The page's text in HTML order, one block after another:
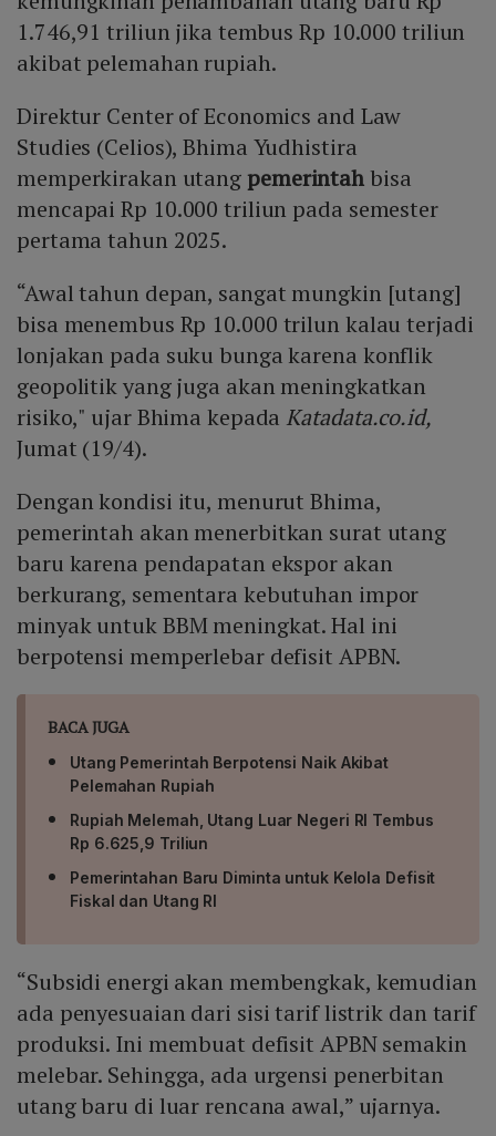
1.746,91 triliun jika tembus Rp 10.000 triliun
akibat pelemahan rupiah.
Direktur Center of Economics and Law
Studies (Celios), Bhima Yudhistira
memperkirakan utangpemerintahbisa
mencapai Rp 10.000 triliun pada semester
pertama tahun 2025.
“Awal tahun depan, sangat mungkin [utang]
bisa menembus Rp 10.000 trilun kalau terjadi
lonjakan pada suku bunga karena konflik
geopolitik yang juga akan meningkatkan
risiko," ujar Bhima kepada Katadata.co.id,
Jumat (19/4).
Dengan kondisi itu, menurut Bhima,
pemerintah akan menerbitkan surat utang
baru karena pendapatan ekspor akan
berkurang, sementara kebutuhan impor
minyak untuk BBM meningkat. Hal ini
berpotensi memperlebar defisit APBN.
BACA JUGA
Utang Pemerintah Berpotensi Naik Akibat
Pelemahan Rupiah
Rupiah Melemah, Utang Luar Negeri RI Tembus
Rp 6.625,9 Triliun
Pemerintahan Baru Diminta untuk Kelola Defisit
Fiskal dan Utang RI
“Subsidi energi akan membengkak, kemudian
ada penyesuaian dari sisi tarif listrik dan tarif
produksi. Ini membuat defisit APBN semakin
melebar. Sehingga, ada urgensi penerbitan
utang baru di luar rencana awal,” ujarnya.